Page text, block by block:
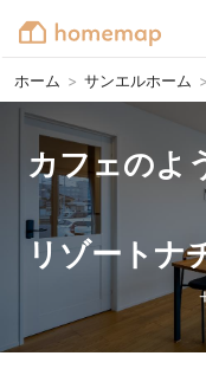
ホーム > サンエルホーム >
カフェのよ
リゾートナ